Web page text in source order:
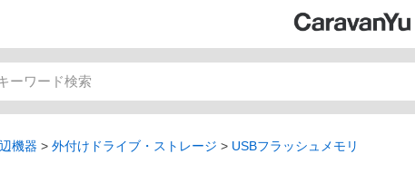
機器 外付けドライブ・ストレージ USBフラッシュメモリ